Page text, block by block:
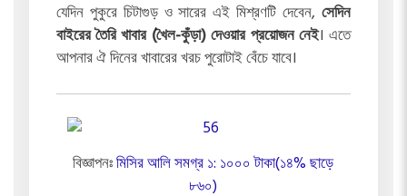
যেদিন পুকুরে চিটাগুড় ও সারের এই মিশ্রণটি দেবেন,সেদিন
বাইরের তৈরি খাবার (খৈল-কুঁড়া) দেওয়ার প্রয়োজন নেই। এতে
আপনার ঐ দিনের খাবারের খরচ পুরোটাই বেঁচে যাবে।
বিজ্ঞাপনঃমিসির আলি সমগ্র ১: ১০০০ টাকা(১৪% ছাড়ে
৮৬০)